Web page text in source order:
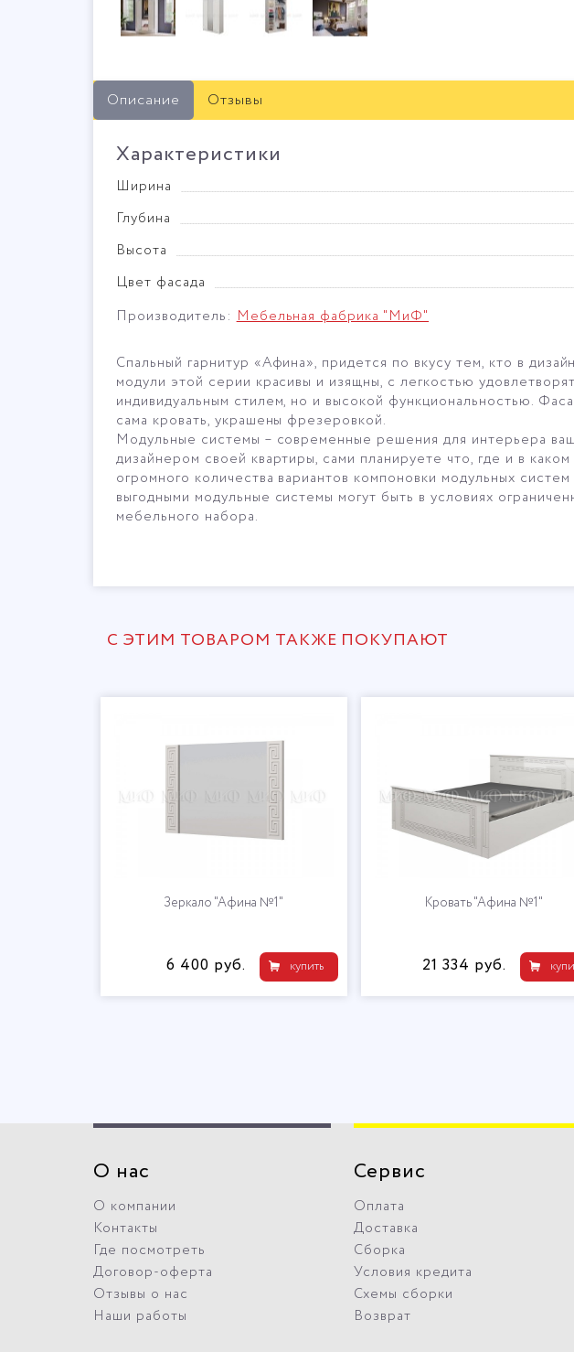
Описание Отзывы
Характеристики
Ширина
Глубина
Высота
Цвет фасада
Производитель:Мебельная фабрика "МиФ"
Спальный гарнитур «Афина», придется по вкусу тем, кто в
модули этой серии красивы и изящны, с легкостью
индивидуальным стилем, но и высокой функциональностью.
сама кровать, украшены фрезеровкой.
Модульные системы – современные решения для интерьера
дизайнером своей квартиры, сами планируете что, где и в
огромного количества вариантов компоновки модульных
выгодными модульные системы могут быть в условиях
мебельного набора.
С ЭТИМ ТОВАРОМ ТАКЖЕ ПОКУПАЮТ
Зеркало "Афина №1"
купить
6 400 руб.
Кровать "Афина №1"
21 334 руб.
О нас
О компании
Контакты
Где посмотреть
Договор-оферта
Отзывы о нас
Наши работы
Сервис
Оплата
Доставка
Сборка
Условия кредита
Схемы сборки
Возврат